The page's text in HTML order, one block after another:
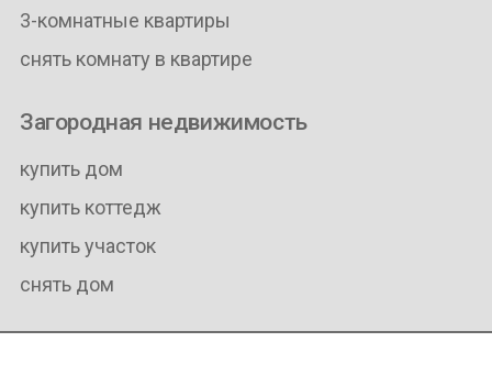
3-комнатные квартиры
снять комнату в квартире
Загородная недвижимость
купить дом
купить коттедж
купить участок
снять дом